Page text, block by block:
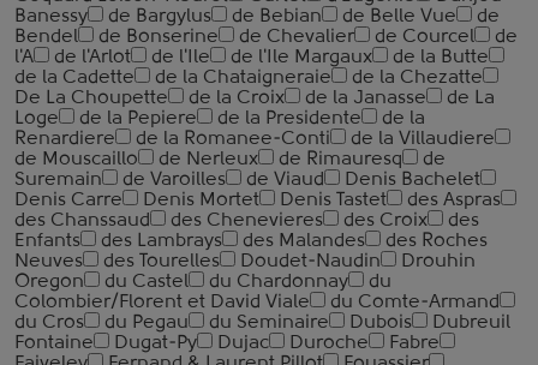
Banessy
de Bargylus de Bebian de Belle Vue
de
Bendel
de Bonserine de Chevalier de Courcel
de
l'A
de l'Arlot de l'Ile de l'Ile Margaux
de la Butte
de la Cadette
de la Chataigneraie
de la Chezatte
De La Choupette
de la Croix de la Janasse
de La
Loge
de la Pepiere de la Presidente
de la
Renardiere
de la Romanee-Conti
de la Villaudiere
de Mouscaillo
de Nerleux de Rimauresq
de
Suremain
de Varoilles de Viaud
Denis Bachelet
Denis Carre
Denis Mortet Denis Tastet
des Aspras
des Chanssaud
des Chenevieres des Croix
des
Enfants
des Lambrays des Malandes
des Roches
Neuves
des Tourelles Doudet-Naudin
Drouhin
Oregon
du Castel du Chardonnay
du
Colombier/Florent et David Viale
du Comte-Armand
du Cros
du Pegau du Seminaire Dubois
Dubreuil
Fontaine
Dugat-Py Dujac Duroche
Fabre